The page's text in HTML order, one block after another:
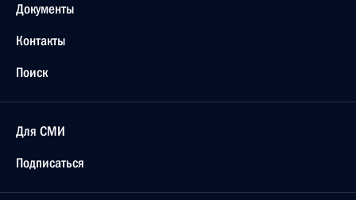
Документы
Контакты
Поиск
Для СМИ
Подписаться